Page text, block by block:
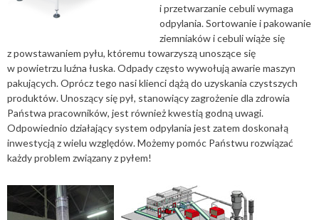
i przetwarzanie cebuli wymaga
odpylania. Sortowanie i pakowanie
ziemniaków i cebuli wiąże się
z powstawaniem pyłu, któremu towarzyszą unoszące się
w powietrzu luźna łuska. Odpady często wywołują awarie maszyn
pakujących. Oprócz tego nasi klienci dążą do uzyskania czystszych
produktów. Unoszący się pył, stanowiący zagrożenie dla zdrowia
Państwa pracowników, jest również kwestią godną uwagi.
Odpowiednio działający system odpylania jest zatem doskonałą
inwestycją z wielu względów. Możemy pomóc Państwu rozwiązać
każdy problem związany z pyłem!